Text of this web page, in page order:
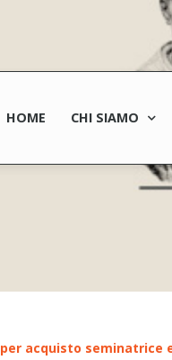
HOME CHI SIAMO
acquisto seminatrice